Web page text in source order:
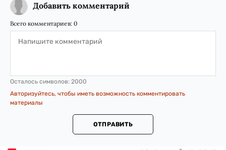
Добавить комментарий
Всего комментариев: 0
Осталось символов: 2000
Авторизуйтесь, чтобы иметь возможность комментировать
материалы
ОТПРАВИТЬ